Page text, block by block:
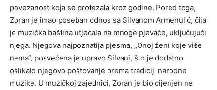
povezanost koja se protezala kroz godine. Pored toga,
Zoran je imao poseban odnos sa Silvanom Armenulić, čija
je muzička baština utjecala na mnoge pjevače, uključujući
njega. Njegova najpoznatija pjesma, „Onoj ženi koje više
nema“, posvećena je upravo Silvani, što je dodatno
oslikalo njegovo poštovanje prema tradiciji narodne
muzike. U muzičkoj zajednici, Zoran je bio cijenjen ne